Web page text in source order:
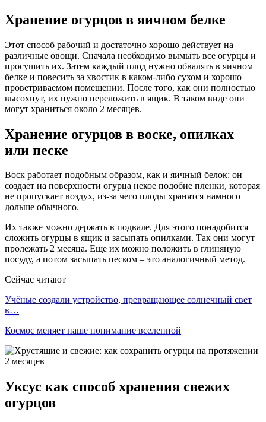
Хранение огурцов в яичном белке
Этот способ рабочий и достаточно хорошо действует на
различные овощи. Сначала необходимо вымыть все огурцы и
просушить их. Затем каждый плод нужно обвалять в яичном
белке и повесить за хвостик в каком-либо сухом и хорошо
проветриваемом помещении. После того, как они полностью
высохнут, их нужно переложить в ящик. В таком виде они
могут храниться около 2 месяцев.
Хранение огурцов в воске, опилках
или песке
Воск работает подобным образом, как и яичный белок: он
создает на поверхности огурца некое подобие пленки, которая
не пропускает воздух, из-за чего плоды хранятся намного
дольше обычного.
Их также можно держать в подвале. Для этого понадобится
сложить огурцы в ящик и засыпать опилками. Так они могут
пролежать 2 месяца. Еще их можно положить в глиняную
посуду, а потом засыпать песком – это аналогичный метод.
Сейчас читают
Учёные создали устройство, превращающее солнечный свет
в…
Космос меняет наше понимание вселенной
Уксус как способ хранения свежих
огурцов